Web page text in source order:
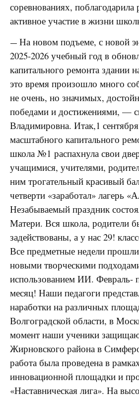
соревнованиях, поблагодарила
активное участие в жизни
— На новом подъеме, с новой
2025-2026 учебный год в
капитального ремонта здании
это время произошло много
не очень, но значимых,
победами и достижениями, —
Владимировна. Итак,1
масштабного капитального
школа №1 распахнула свои
учащимися, учителями,
ним трогательный красивый
четверти «заработал» лагерь
Незабываемый праздник
Матери. Вся школа, родители
задействованы, а у нас 29!
Все предметные недели
новыми творческими
использованием ИИ. Февраль-
месяц! Наши педагоги
наработки на различных
Волгоградской области, в
момент наши ученики
Жирновского района в
работа была проведена в
инновационной площадки и
«Наставническая лига». На